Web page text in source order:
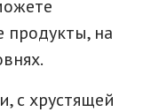
продукты, на
с хрустящей